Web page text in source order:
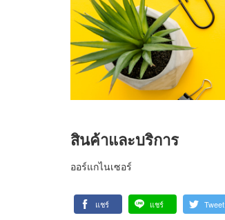
สินค้าและบริการ
ออร์แกไนเซอร์
แชร์ แชร์ Tweet